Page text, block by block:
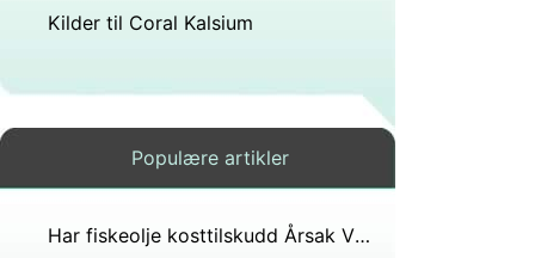
Kilder til Coral Kalsium
Populære artikler
Har fiskeolje kosttilskudd Årsak Vitamin E -mangel